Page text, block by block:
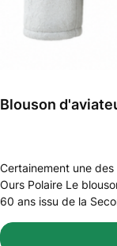
Blouson
Certainement une
Ours Polaire Le
60 ans issu de la